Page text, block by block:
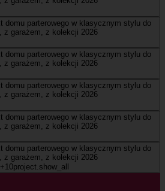
+10project.show_all